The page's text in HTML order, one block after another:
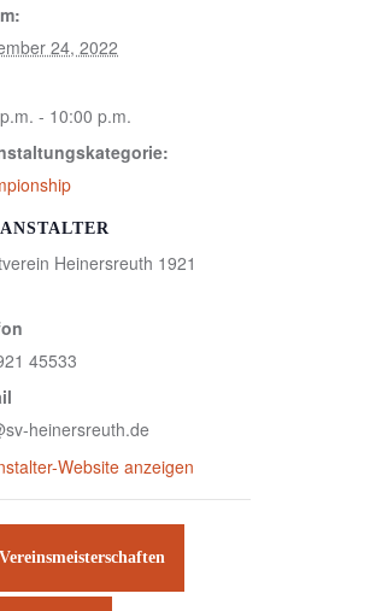
24, 2022
- 10:00 p.m.
Heinersreuth 1921
45533
heinersreuth.de
Website anzeigen
Vereinsmeisterschaften